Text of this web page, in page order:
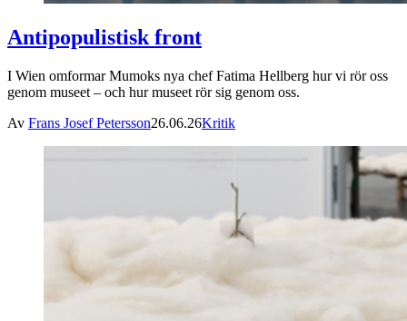
Antipopulistisk front
I Wien omformar Mumoks nya chef Fatima Hellberg hur vi rör oss
genom museet – och hur museet rör sig genom oss.
Av Frans Josef Petersson26.06.26Kritik